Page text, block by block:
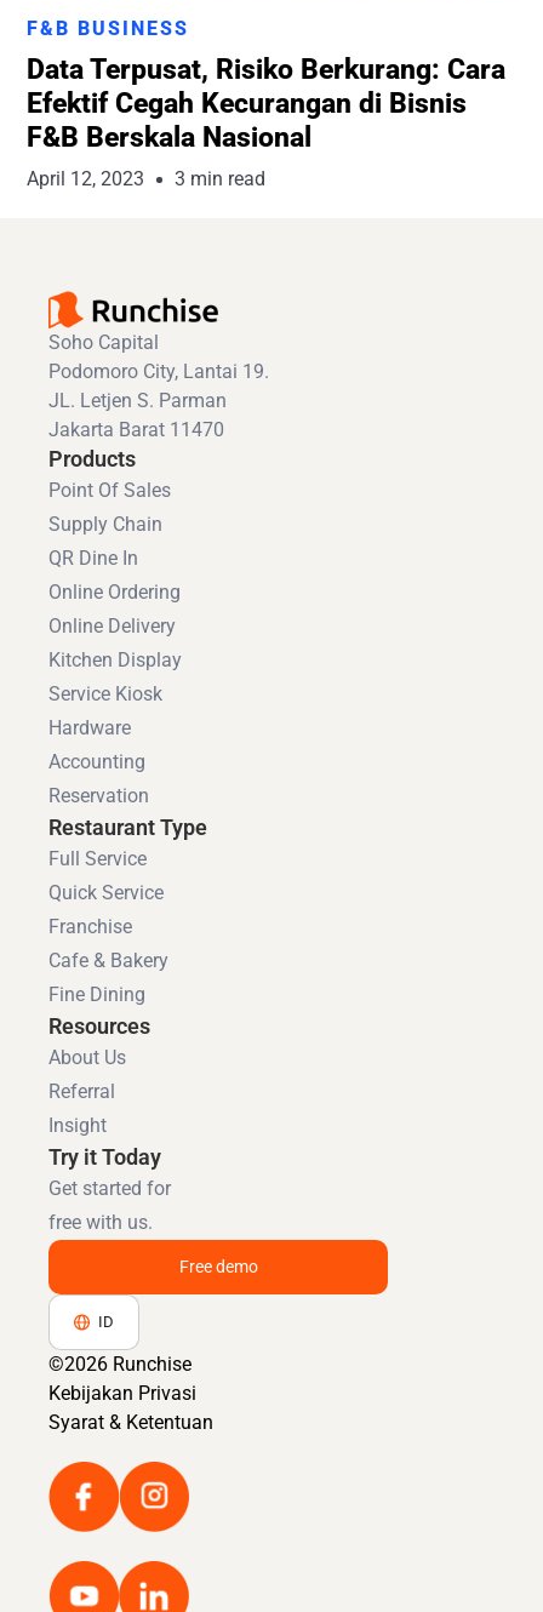
Runchise Team
F&B BUSINESS
Data Terpusat, Risiko Berkurang: Cara
Efektif Cegah Kecurangan di Bisnis
F&B Berskala Nasional
April 12, 2023 3 min read
Soho Capital
Podomoro City, Lantai 19.
JL. Letjen S. Parman
Jakarta Barat 11470
Products
Point Of Sales
Supply Chain
QR Dine In
Online Ordering
Online Delivery
Kitchen Display
Service Kiosk
Hardware
Accounting
Reservation
Restaurant Type
Full Service
Quick Service
Franchise
Cafe & Bakery
Fine Dining
Resources
About Us
Referral
Insight
Try it Today
Get started for
free with us.
Free demo
ID
©2026 Runchise
Kebijakan Privasi
Syarat & Ketentuan